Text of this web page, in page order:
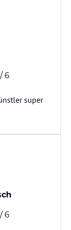
/ 6
super
/ 6